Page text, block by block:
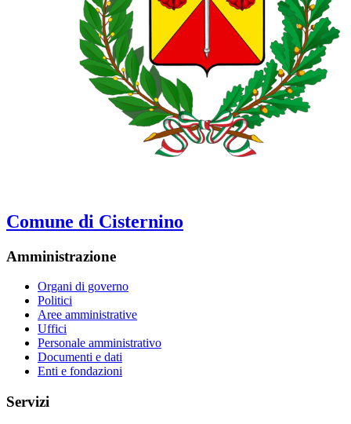
Comune di Cisternino
Amministrazione
Organi di governo
Politici
Aree amministrative
Uffici
Personale amministrativo
Documenti e dati
Enti e fondazioni
Servizi